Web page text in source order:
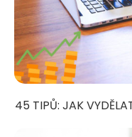
45 TIPŮ: JAK